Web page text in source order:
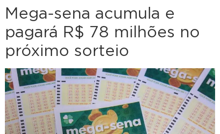
Mega-sena acumula e
pagará R$ 78 milhões no
próximo sorteio